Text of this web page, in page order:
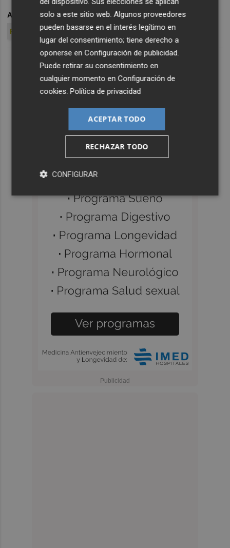
ARCHIVADO EN CARLOS SOLER LATO
VALENCIA CF
PRETEMPORADA
solo a este sitio web. Algunos proveedores
pueden basarse en el interés legítimo en
lugar del consentimiento; tiene derecho a
oponerse enConfiguración de publicidad
Puede retirar su consentimiento en
cualquier momento enConfiguración de
cookies .Política de privacidad
ACEPTAR TODO
RECHAZAR TODO
CONFIGURAR